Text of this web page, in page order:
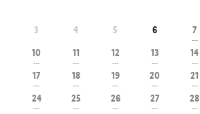
3
4 5 6 7
---
10
---
11
---
12
---
13
---
14
---
17
---
18
---
19
---
20
---
21
---
24
---
25
---
26
---
27
---
28
---